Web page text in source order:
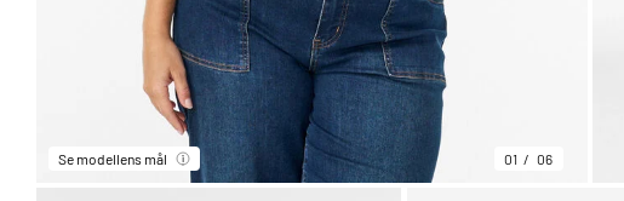
Se modellens mål 01 06